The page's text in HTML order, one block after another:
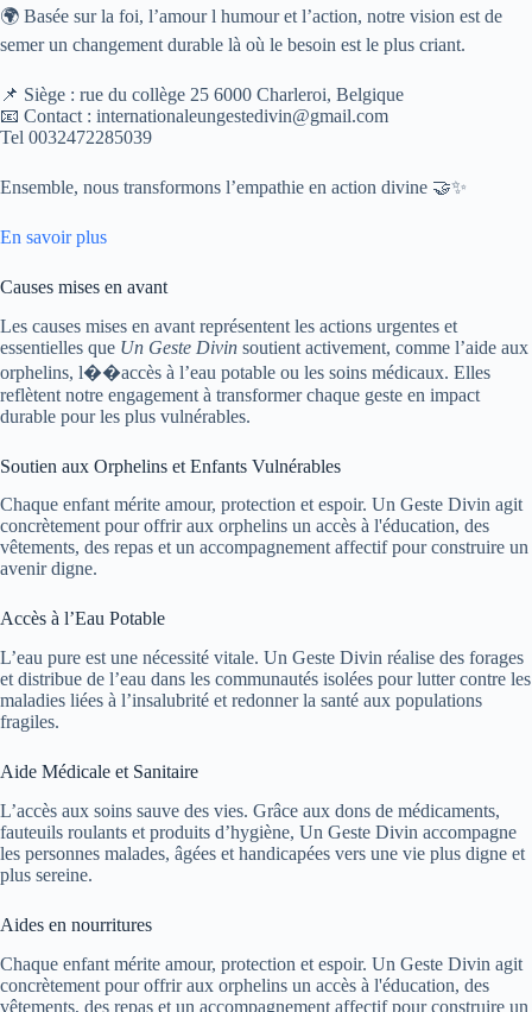
🌍 Basée sur la foi, l’amour l humour et l’action, notre vision est de
semer un changement durable là où le besoin est le plus criant.
📌 Siège : rue du collège 25 6000 Charleroi, Belgique
📧 Contact : internationaleungestedivin@gmail.com
Tel 0032472285039
Ensemble, nous transformons l’empathie en action divine 🤝✨
En savoir plus
Causes mises en avant
Les causes mises en avant représentent les actions urgentes et
essentielles que Un Geste Divin soutient activement, comme l’aide aux
orphelins, l��accès à l’eau potable ou les soins médicaux. Elles
reflètent notre engagement à transformer chaque geste en impact
durable pour les plus vulnérables.
Soutien aux Orphelins et Enfants Vulnérables
Chaque enfant mérite amour, protection et espoir. Un Geste Divin agit
concrètement pour offrir aux orphelins un accès à l'éducation, des
vêtements, des repas et un accompagnement affectif pour construire un
avenir digne.
Accès à l’Eau Potable
L’eau pure est une nécessité vitale. Un Geste Divin réalise des forages
et distribue de l’eau dans les communautés isolées pour lutter contre les
maladies liées à l’insalubrité et redonner la santé aux populations
fragiles.
Aide Médicale et Sanitaire
L’accès aux soins sauve des vies. Grâce aux dons de médicaments,
fauteuils roulants et produits d’hygiène, Un Geste Divin accompagne
les personnes malades, âgées et handicapées vers une vie plus digne et
plus sereine.
Aides en nourritures
Chaque enfant mérite amour, protection et espoir. Un Geste Divin agit
concrètement pour offrir aux orphelins un accès à l'éducation, des
vêtements, des repas et un accompagnement affectif pour construire un